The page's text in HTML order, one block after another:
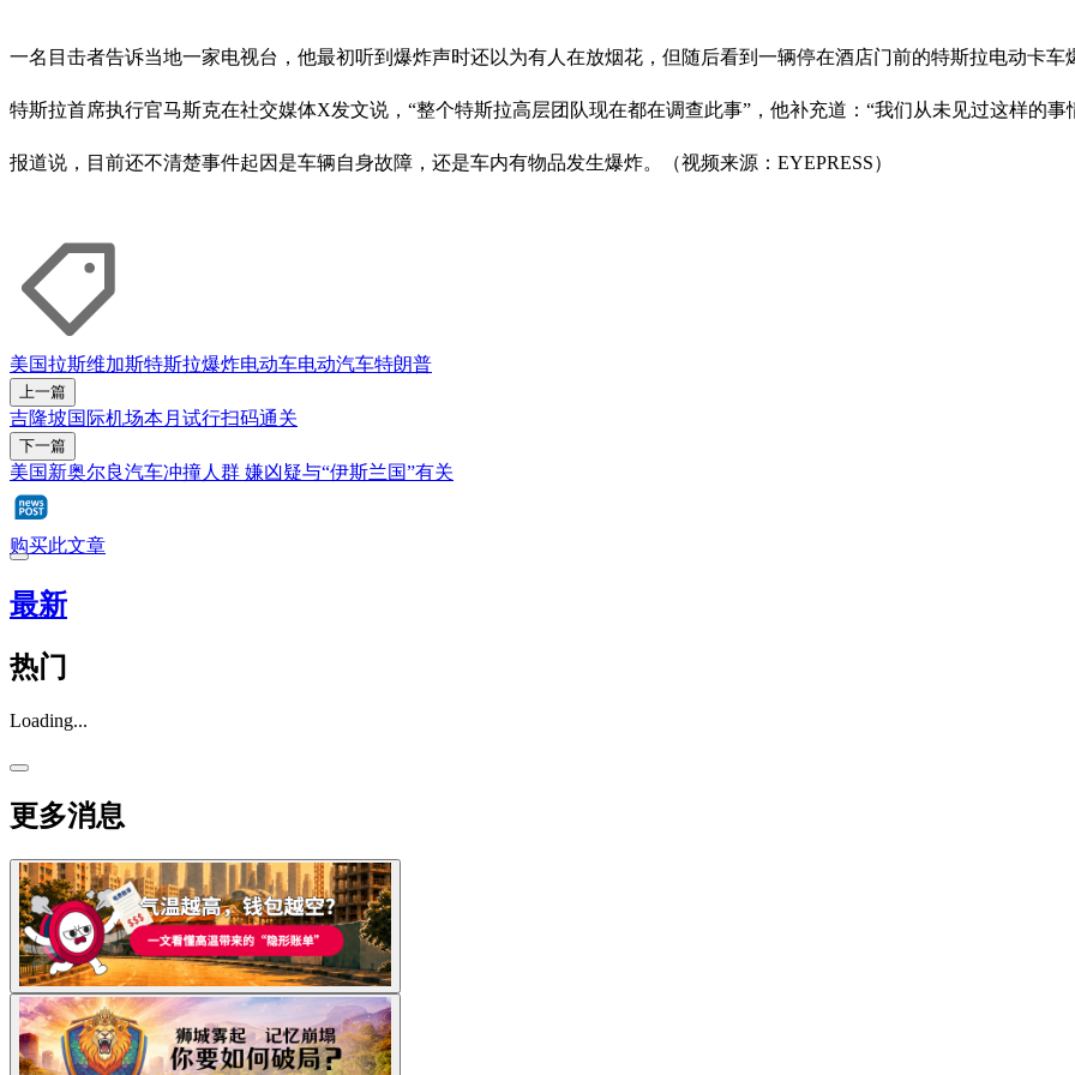
一名目击者告诉当地一家电视台，他最初听到爆炸声时还以为有人在放烟花，但随后看到一辆停在酒店门前的特斯拉电动卡车
特斯拉首席执行官马斯克在社交媒体X发文说，“整个特斯拉高层团队现在都在调查此事”，他补充道：“我们从未见过这样的事
报道说，目前还不清楚事件起因是车辆自身故障，还是车内有物品发生爆炸。（视频来源：EYEPRESS）
美国拉斯维加斯特斯拉爆炸电动车电动汽车特朗普
上一篇
吉隆坡国际机场本月试行扫码通关
下一篇
美国新奥尔良汽车冲撞人群 嫌凶疑与“伊斯兰国”有关
购买此文章
最新
热门
Loading...
更多消息